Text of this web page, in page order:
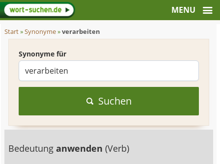
Start»Synonyme»verarbeiten
Synonyme für
Suchen
Bedeutunganwenden(Verb)